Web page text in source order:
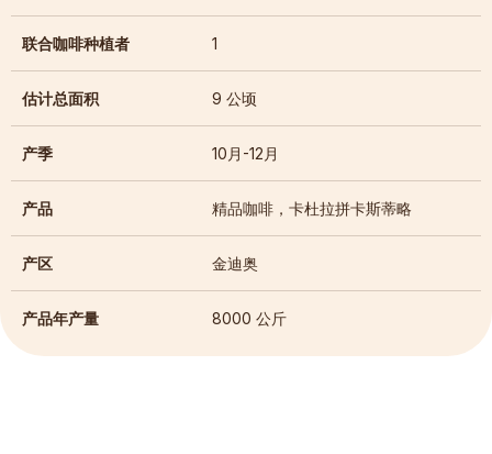
联合咖啡种植者 1
估计总面积 9 公顷
产季 10月-12月
产品 精品咖啡，卡杜拉拼卡斯蒂略
产区 金迪奥
产品年产量 8000 公斤